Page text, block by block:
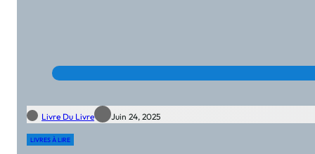
Livre Du Livre Juin 24, 2025
LIVRES À LIRE